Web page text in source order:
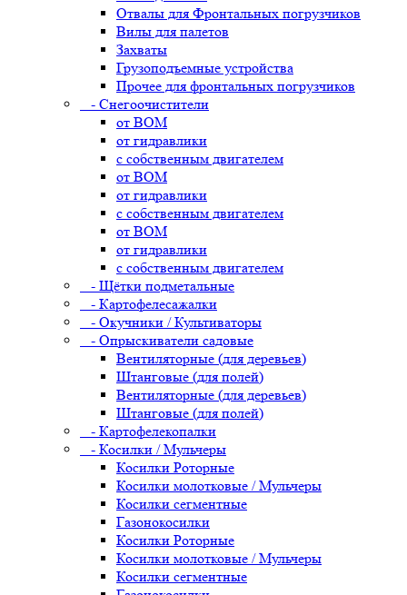
Отвалы для Фронтальных погрузчиков
Вилы для палетов
Захваты
Грузоподъемные устройства
Прочее для фронтальных погрузчиков
- Снегоочистители
от ВОМ
от гидравлики
с собственным двигателем
от ВОМ
от гидравлики
с собственным двигателем
от ВОМ
от гидравлики
с собственным двигателем
- Щётки подметальные
- Картофелесажалки
- Окучники / Культиваторы
- Опрыскиватели садовые
Вентиляторные (для деревьев)
Штанговые (для полей)
Вентиляторные (для деревьев)
Штанговые (для полей)
- Картофелекопалки
- Косилки / Мульчеры
Косилки Роторные
Косилки молотковые / Мульчеры
Косилки сегментные
Газонокосилки
Косилки Роторные
Косилки молотковые / Мульчеры
Косилки сегментные